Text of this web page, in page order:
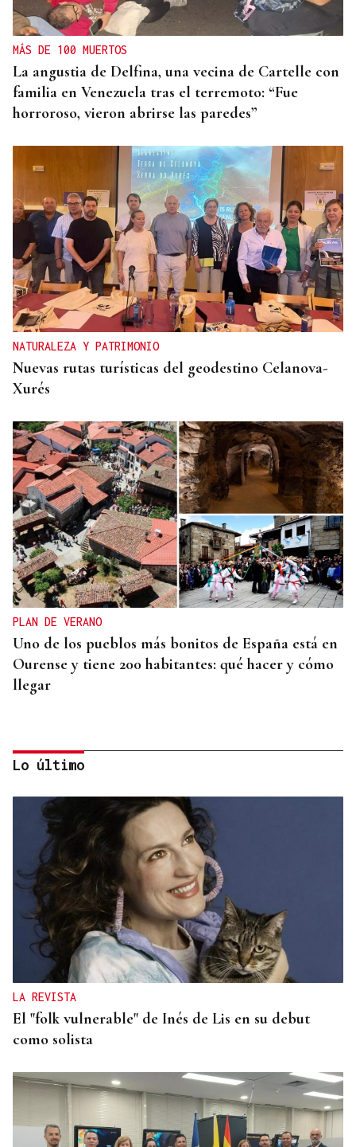
MÁS DE 100 MUERTOS
La angustia de Delfina, una vecina de Cartelle con
familia en Venezuela tras el terremoto: “Fue
horroroso, vieron abrirse las paredes”
NATURALEZA Y PATRIMONIO
Nuevas rutas turísticas del geodestino Celanova-
Xurés
PLAN DE VERANO
Uno de los pueblos más bonitos de España está en
Ourense y tiene 200 habitantes: qué hacer y cómo
llegar
CREACIÓN DE VIVIENDA
2.000 casas vacías en Celanova y solo tres en
alquiler
Lo último
LA REVISTA
El "folk vulnerable" de Inés de Lis en su debut
como solista